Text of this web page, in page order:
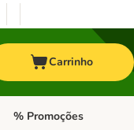
Carrinho
Outros animais
Abrir menu de categoria:
% Promoções